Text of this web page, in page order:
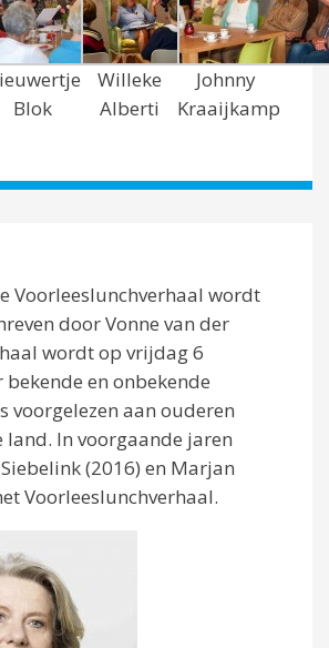
Blok
Willeke
Alberti
Johnny
Kraaijkamp
Voorleeslunchverhaal wordt
door Vonne van der
wordt op vrijdag 6
en onbekende
voorgelezen aan ouderen
land. In voorgaande jaren
(2016) en Marjan
Voorleeslunchverhaal.